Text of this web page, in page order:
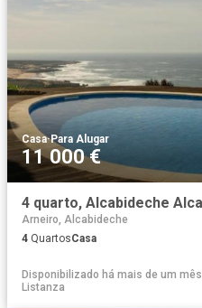
Casa·Para Alugar
11 000 €
Arneiro, Alcabideche
4 QuartosCasa
Disponibilizado há mais de um mês
Listanza